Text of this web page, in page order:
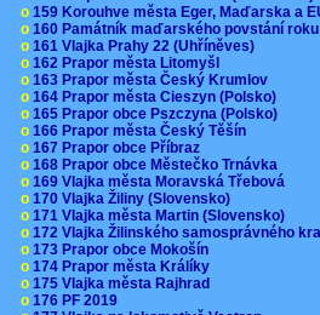
o 159 Korouhve města Eger, Maďarska a
o 160 Památník maďarského povstání
o 161 Vlajka Prahy 22 (Uhříněves)
o 162 Prapor města Litomyšl
o 163 Prapor města Český Krumlov
o 164 Prapor města Cieszyn (Polsko)
o 165 Prapor obce Pszczyna (Polsko)
o 166 Prapor města Český Těšín
o 167 Prapor obce Příbraz
o 168 Prapor obce Městečko Trnávka
o 169 Vlajka města Moravská Třebová
o 170 Vlajka Žiliny (Slovensko)
o 171 Vlajka města Martin (Slovensko)
o 172 Vlajka Žilinského samosprávného
o 173 Prapor obce Mokošín
o 174 Prapor města Králíky
o 175 Vlajka města Rajhrad
o 176 PF 2019